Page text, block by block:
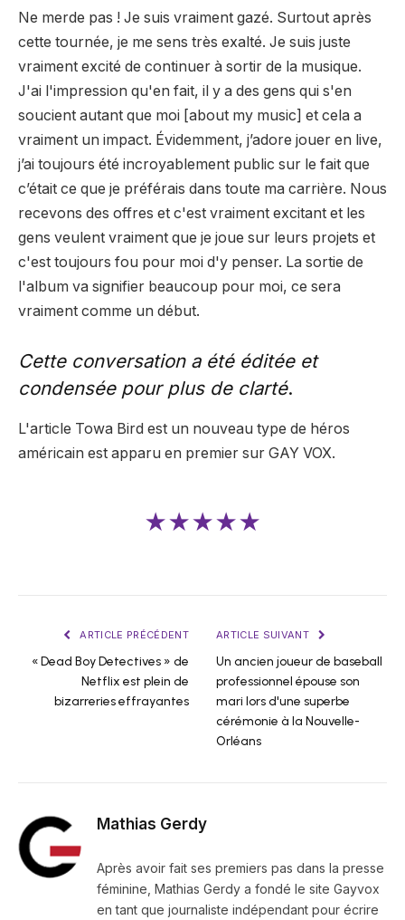
Ne merde pas ! Je suis vraiment gazé. Surtout après
cette tournée, je me sens très exalté. Je suis juste
vraiment excité de continuer à sortir de la musique.
J'ai l'impression qu'en fait, il y a des gens qui s'en
soucient autant que moi [about my music] et cela a
vraiment un impact. Évidemment, j’adore jouer en live,
j’ai toujours été incroyablement public sur le fait que
c’était ce que je préférais dans toute ma carrière. Nous
recevons des offres et c'est vraiment excitant et les
gens veulent vraiment que je joue sur leurs projets et
c'est toujours fou pour moi d'y penser. La sortie de
l'album va signifier beaucoup pour moi, ce sera
vraiment comme un début.
Cette conversation a été éditée et
condensée pour plus de clarté.
L'article Towa Bird est un nouveau type de héros
américain est apparu en premier sur GAY VOX.
★★★★★
ARTICLE PRÉCÉDENT
« Dead Boy Detectives » de
Netflix est plein de
bizarreries effrayantes
ARTICLE SUIVANT
Un ancien joueur de baseball
professionnel épouse son
mari lors d'une superbe
cérémonie à la Nouvelle-
Orléans
Mathias Gerdy
Après avoir fait ses premiers pas dans la presse
féminine, Mathias Gerdy a fondé le site Gayvox
en tant que journaliste indépendant pour écrire